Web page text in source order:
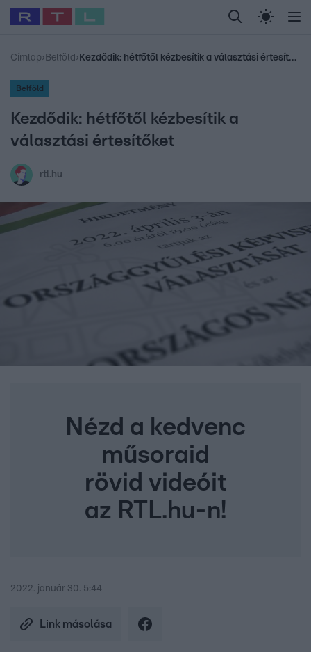
Legfrissebb RTL Híradó Randi Celeb vagyok,
Babits Marcella Most Wanted Gallusz
Címlap› Belföld › Kezdődik: hétfőtől kézbesítik a választási értesítőket
Belföld
Kezdődik: hétfőtől kézbesítik a
választási értesítőket
rtl.hu
Nézd a kedvenc
műsoraid
rövid videóit
az RTL.hu-n!
2022. január 30. 5:44
Link másolása